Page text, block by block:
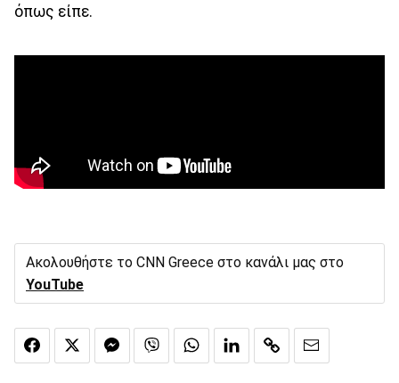
όπως είπε.
Ακολουθήστε το CNN Greece στο κανάλι μας στο
YouTube